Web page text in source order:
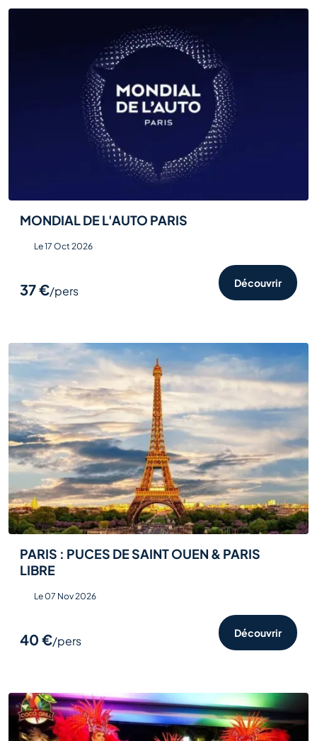
MONDIAL DE L'AUTO PARIS
Le 17 Oct 2026
37 €/pers
Découvrir
PARIS : PUCES DE SAINT OUEN & PARIS
LIBRE
Le 07 Nov 2026
40 €/pers
Découvrir